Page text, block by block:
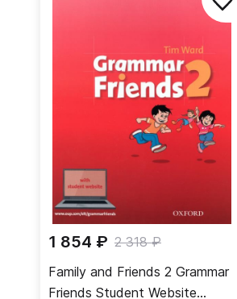
1 854 ₽ 2 318 ₽
Family and Friends 2 Grammar
Friends Student Website